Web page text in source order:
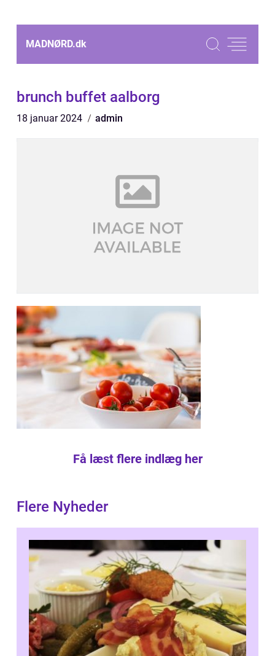
MADNØRD.dk
brunch buffet aalborg
18 januar 2024 admin
Få læst flere indlæg her
Flere Nyheder